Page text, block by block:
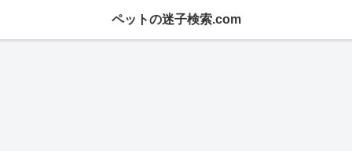
ペットの迷子検索.com